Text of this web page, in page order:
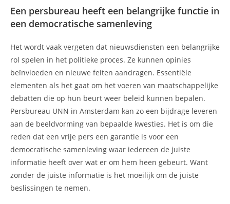
Een persbureau heeft een belangrijke functie in
een democratische samenleving
Het wordt vaak vergeten dat nieuwsdiensten een belangrijke
rol spelen in het politieke proces. Ze kunnen opinies
beïnvloeden en nieuwe feiten aandragen. Essentiële
elementen als het gaat om het voeren van maatschappelijke
debatten die op hun beurt weer beleid kunnen bepalen.
Persbureau UNN in Amsterdam kan zo een bijdrage leveren
aan de beeldvorming van bepaalde kwesties. Het is om die
reden dat een vrije pers een garantie is voor een
democratische samenleving waar iedereen de juiste
informatie heeft over wat er om hem heen gebeurt. Want
zonder de juiste informatie is het moeilijk om de juiste
beslissingen te nemen.